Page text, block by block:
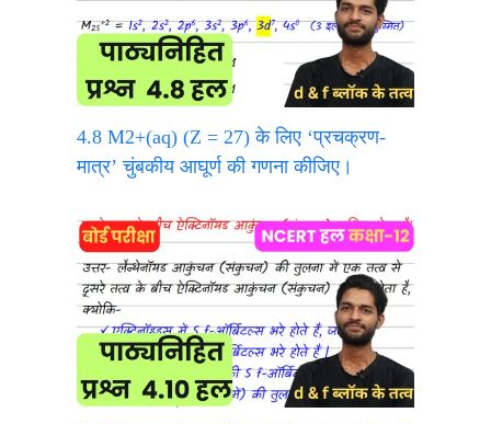
4.8 M2+(aq) (Z = 27) के लिए ‘प्रचक्रण-
मात्र’ चुंबकीय आघूर्ण की गणना कीजिए।